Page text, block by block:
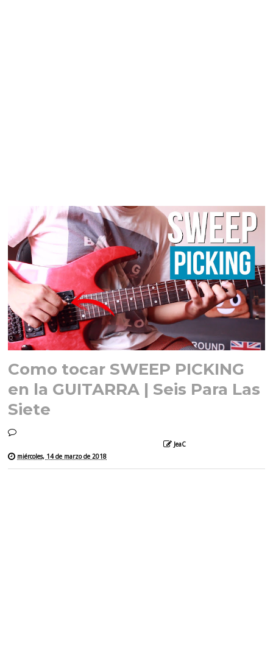
Como tocar SWEEP PICKING
en la GUITARRA | Seis Para Las
Siete
JeaC
miércoles, 14 de marzo de 2018